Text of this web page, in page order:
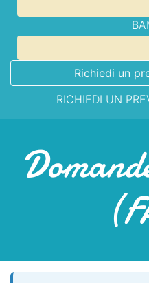
Richiedi un
RICHIEDI UN